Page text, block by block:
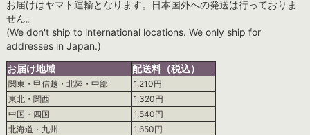
お届けはヤマト運輸となります。日本国外への発送は行っておりま
せん。
(We don't ship to international locations. We only ship for
addresses in Japan.)
お届け地域
配送料（税込）
関東・甲信越・北陸・中部
1,210円
東北・関西
1,320円
中国・四国
1,540円
北海道・九州
1,650円